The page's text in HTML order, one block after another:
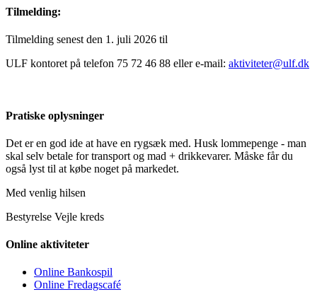
Tilmelding:
Tilmelding senest den 1. juli 2026 til
ULF kontoret på telefon 75 72 46 88 eller e-mail: aktiviteter@ulf.dk
Pratiske oplysninger
Det er en god ide at have en rygsæk med. Husk lommepenge - man
skal selv betale for transport og mad + drikkevarer. Måske får du
også lyst til at købe noget på markedet.
Med venlig hilsen
Bestyrelse Vejle kreds
Online aktiviteter
Online Bankospil
Online Fredagscafé